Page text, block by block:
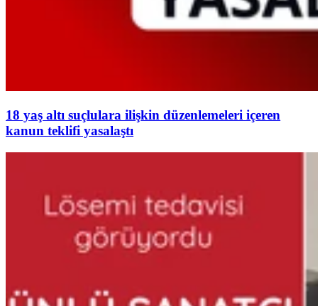
18 yaş altı suçlulara ilişkin düzenlemeleri içeren
kanun teklifi yasalaştı